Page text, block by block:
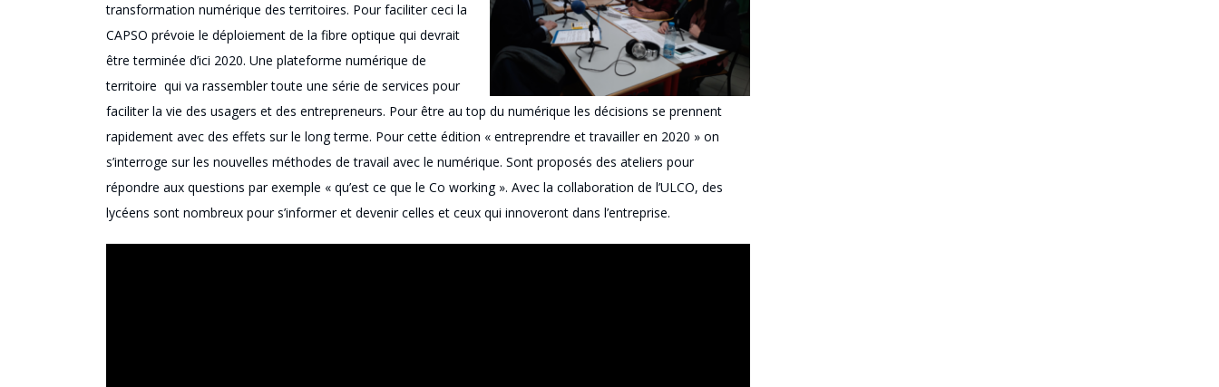
transformation numérique des territoires. Pour faciliter ceci la
CAPSO prévoie le déploiement de la fibre optique qui devrait
être terminée d’ici 2020. Une plateforme numérique de
territoire qui va rassembler toute une série de services pour
faciliter la vie des usagers et des entrepreneurs. Pour être au top du numérique les décisions se prennent
rapidement avec des effets sur le long terme. Pour cette édition « entreprendre et travailler en 2020 » on
s’interroge sur les nouvelles méthodes de travail avec le numérique. Sont proposés des ateliers pour
répondre aux questions par exemple « qu’est ce que le Co working ». Avec la collaboration de l’ULCO, des
lycéens sont nombreux pour s’informer et devenir celles et ceux qui innoveront dans l’entreprise.